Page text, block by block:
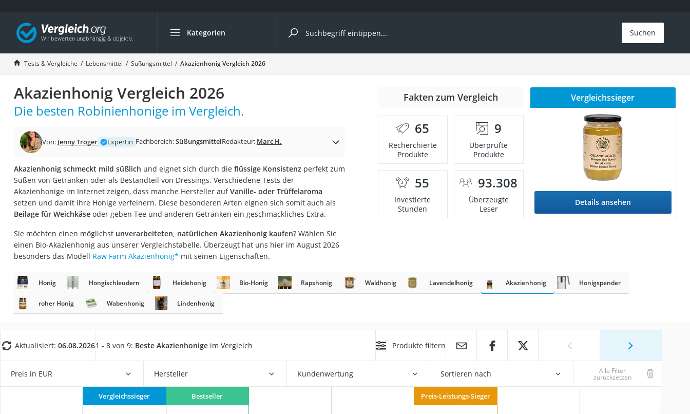
Kategorien
Die beliebtesten Vergleiche nach Kategorie
Lebensmittel
Schwarzkümmelöl
Knäckebrot
Schwarzkümmelöl-Kapseln
Manukahonig
Eiklar
Balsamico-Essig
Schwarzkümmelöl bio
Sardinen
Gemüsebrühe
Eiskaffee-Pulver
Grapefruitkernextrakt
Matcha-Set
Erythrit
Müsli ohne Zuckerzusatz
Suchen
Tests & Vergleiche Lebensmittel Süßungsmittel Akazienhonig Vergleich 2026
Akazienhonig Vergleich 2026
Die besten Robinienhonige im Vergleich.
Von: Jenny Tröger Expertin Fachbereich:SüßungsmittelRedakteur: Marc H.
Akazienhonig schmeckt mild süßlich und eignet sich durch die flüssige Konsistenzperfekt zum
Süßen von Getränken oder als Bestandteil von Dressings. Verschiedene Tests der
Akazienhonige im Internet zeigen, dass manche Hersteller aufVanille- oder Trüffelaroma
setzen und damit ihre Honige verfeinern. Diese besonderen Arten eignen sich somit auch als
Beilage für Weichkäse oder geben Tee und anderen Getränken ein geschmackliches Extra.
Sie möchten einen möglichst unverarbeiteten, natürlichen Akazienhonig kaufen? Wählen Sie
einen Bio-Akazienhonig aus unserer Vergleichstabelle. Überzeugt hat uns hier im August 2026
besonders das Modell Raw Farm Akazienhonig* mit seinen Eigenschaften.
Fakten zum Vergleich
65
Recherchierte
Produkte
9
Überprüfte
Produkte
55
Investierte
Stunden
93.308
Überzeugte
Leser
Vergleichssieger
Details ansehen
Honig Hongischleudern Heidehonig Bio-Honig Rapshonig Waldhonig Lavendelhonig Akazienhonig Honigspender
roher Honig Wabenhonig Lindenhonig
Aktualisiert: 06.08.20261 - 8 von 9: Beste Akazienhonige im Vergleich Produkte filtern
Preis in EUR Hersteller Kundenwertung Sortieren nach Alle Filter
zurücksetzen
Vergleichssieger Bestseller Preis-Leistungs-Sieger